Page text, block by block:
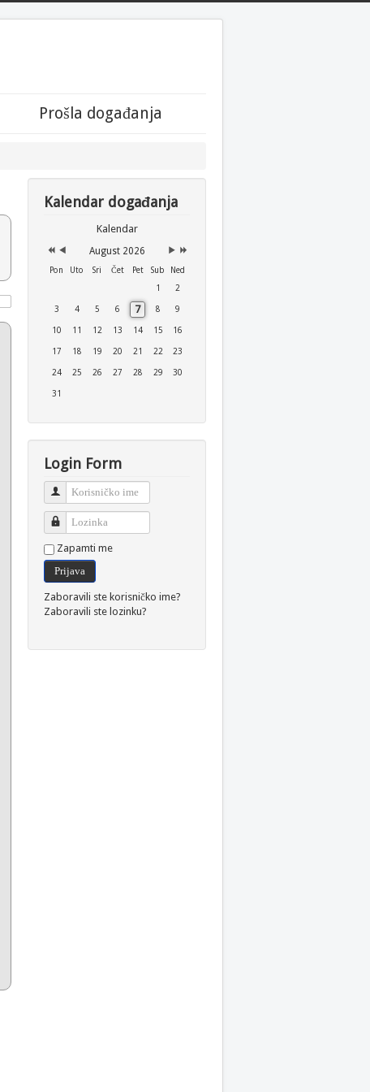
Prošla događanja
Kalendar događanja
Kalendar
August 2026
Pon Uto Sri Čet Pet Sub
Ned
1
2
3 4 5 6 7 8 9
10 11 12 13 14 15 16
17 18 19 20 21 22 23
24 25 26 27 28 29 30
31
Login Form
Korisničko ime
Lozinka
Zapamti me
Prijava
Zaboravili ste korisničko ime?
Zaboravili ste lozinku?